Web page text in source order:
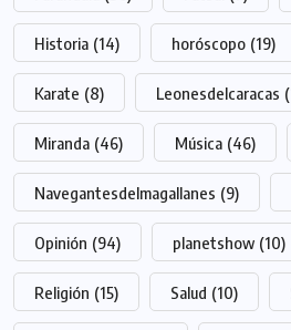
Historia (14) horóscopo (19)
Karate (8) Leonesdelcaracas
Miranda (46) Música (46)
Navegantesdelmagallanes (9)
Opinión (94) planetshow (10)
Religión (15) Salud (10)